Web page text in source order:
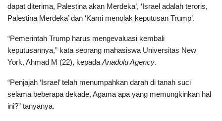
dapat diterima, Palestina akan Merdeka’, ‘Israel adalah teroris,
Palestina Merdeka’ dan ‘Kami menolak keputusan Trump’.
“Pemerintah Trump harus mengevaluasi kembali
keputusannya,” kata seorang mahasiswa Universitas New
York, Ahmad M (22), kepada Anadolu Agency.
“Penjajah ‘Israel’ telah menumpahkan darah di tanah suci
selama beberapa dekade, Agama apa yang memungkinkan hal
ini?” tanyanya.